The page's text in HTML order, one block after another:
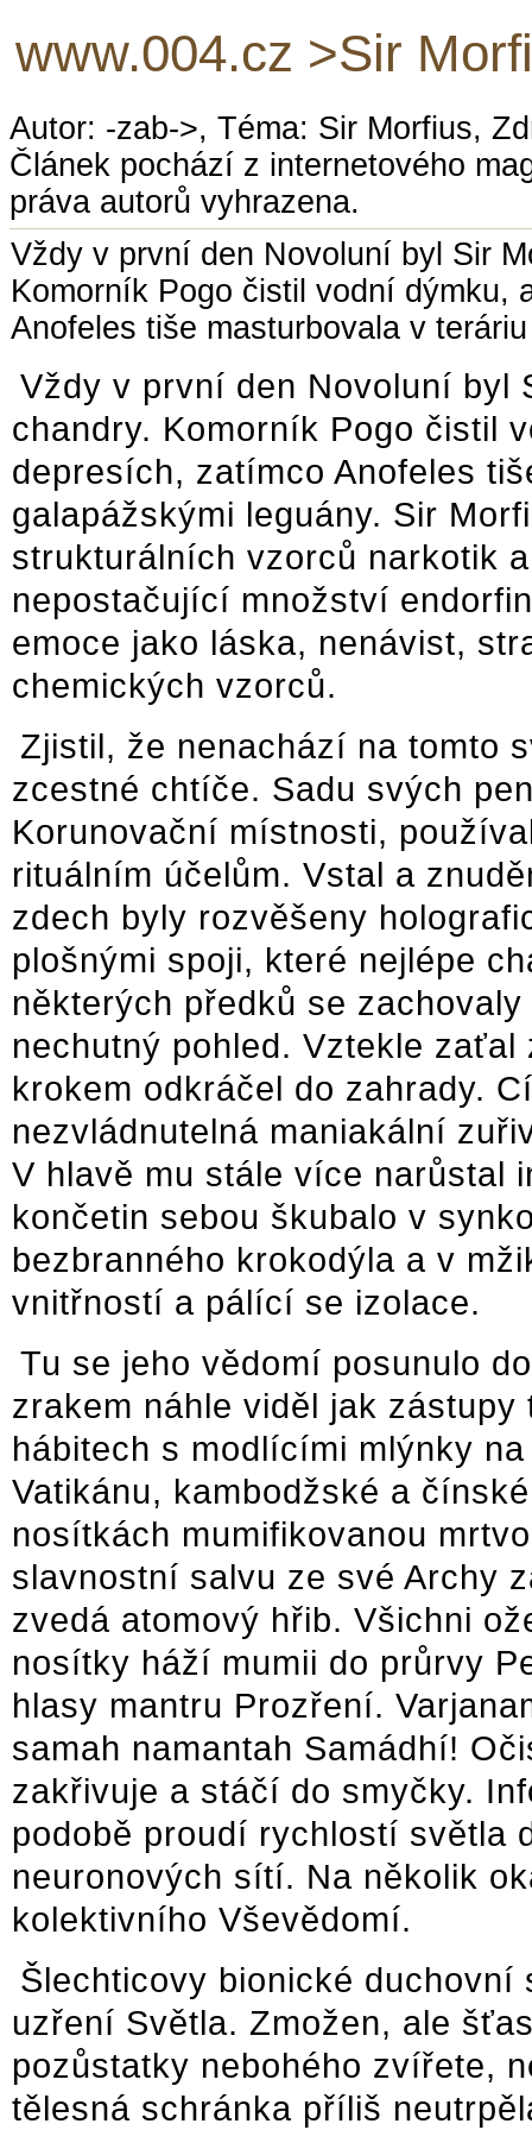
www.004.cz >Sir
Autor: -zab->, Téma: Sir Morfius,
Článek pochází z internetového
práva autorů vyhrazena.
Vždy v první den Novoluní byl Sir
Komorník Pogo čistil vodní dýmku,
Anofeles tiše masturbovala v
Vždy v první den Novoluní byl
chandry. Komorník Pogo čistil
depresích, zatímco Anofeles
galapážskými leguány. Sir
strukturálních vzorců narkotik
nepostačující množství
emoce jako láska, nenávist,
chemických vzorců.
Zjistil, že nenachází na tomto
zcestné chtíče. Sadu svých
Korunovační místnosti,
rituálním účelům. Vstal a
zdech byly rozvěšeny
plošnými spoji, které nejlépe
některých předků se
nechutný pohled. Vztekle
krokem odkráčel do zahrady.
nezvládnutelná maniakální
V hlavě mu stále více narůstal
končetin sebou škubalo v
bezbranného krokodýla a v
vnitřností a pálící se izolace.
Tu se jeho vědomí posunulo
zrakem náhle viděl jak
hábitech s modlícími mlýnky
Vatikánu, kambodžské a
nosítkách mumifikovanou
slavnostní salvu ze své Archy
zvedá atomový hřib. Všichni
nosítky háží mumii do průrvy
hlasy mantru Prozření.
samah namantah Samádhí!
zakřivuje a stáčí do smyčky.
podobě proudí rychlostí světla
neuronových sítí. Na několik
kolektivního Vševědomí.
Šlechticovy bionické
uzření Světla. Zmožen, ale
pozůstatky nebohého zvířete,
tělesná schránka příliš